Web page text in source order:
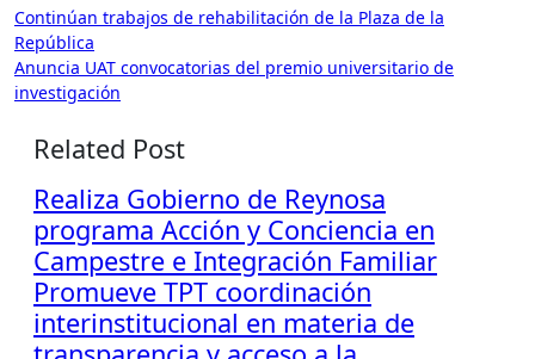
Navegación
de
entradas
Continúan trabajos de rehabilitación de la Plaza de la
República
Anuncia UAT convocatorias del premio universitario de
investigación
Related Post
Realiza Gobierno de Reynosa
programa Acción y Conciencia en
Campestre e Integración Familiar
Promueve TPT coordinación
interinstitucional en materia de